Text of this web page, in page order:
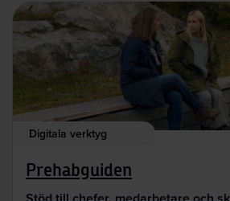
Digitala verktyg
Prehabguiden